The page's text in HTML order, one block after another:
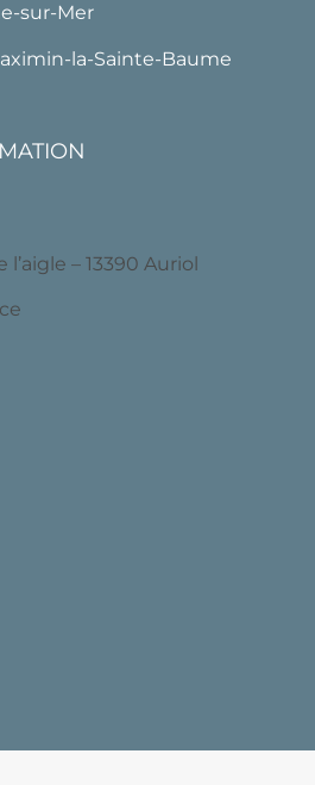
sur-Mer
la-Sainte-Baume
– 13390 Auriol